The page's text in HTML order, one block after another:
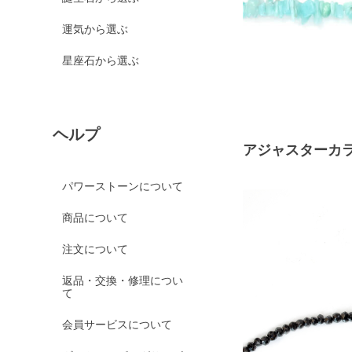
運気から選ぶ
星座石から選ぶ
ヘルプ
パワーストーンについて
商品について
注文について
返品・交換・修理につい
て
会員サービスについて
アジャスターカ